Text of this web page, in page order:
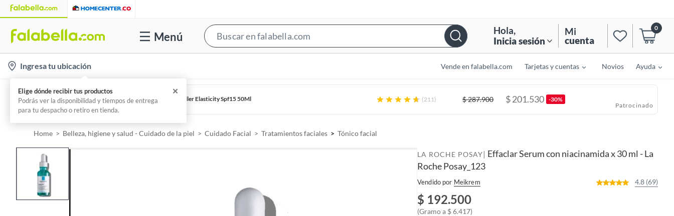
Menú
e
r
Hola,
Inicia sesión
Mi
cuenta
0
Ingresa tu ubicación Vende en falabella.com Tarjetas y cuentas Novios Ayuda
EUCERIN
EUCERIN Crema Facial Antiedad De Día Hyaluron - Filler Elasticity Spf15 50Ml
Línea Estética
(211) $287.900 $201.530 -30%
Patrocinado
Home Belleza, higiene y salud - Cuidado de la piel Cuidado Facial Tratamientos faciales Tónico facial
LA ROCHE POSAY| Effaclar Serum con niacinamida x 30 ml - La
Roche Posay_123
Vendido por Meikrem 4.8 (69)
$ 192.500
(Gramo a $ 6.417)